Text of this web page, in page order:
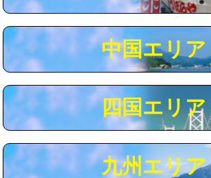
追加人工
※給水管工事は20mmまでの価格です。
中国エリア
四国エリア
九州エリア